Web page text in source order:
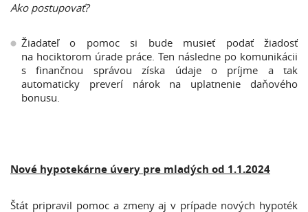
Ako postupovať?
Žiadateľ o pomoc si bude musieť podať žiadosť
na hociktorom úrade práce. Ten následne po komunikácii
s finančnou správou získa údaje o príjme a tak
automaticky preverí nárok na uplatnenie daňového
bonusu.
Nové hypotekárne úvery pre mladých od 1.1.2024
Štát pripravil pomoc a zmeny aj v prípade nových hypoték